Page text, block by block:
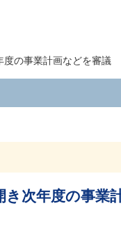
度の事業計画などを審議
き次年度の事業